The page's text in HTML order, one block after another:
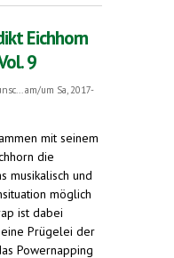
Eichhorn
9
am/um Sa, 2017-
mit seinem
die
musikalisch und
möglich
ist dabei
Prügelei der
Powernapping